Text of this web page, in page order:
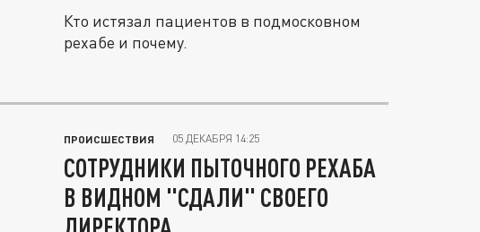
Кто истязал пациентов в подмосковном
рехабе и почему.
ПРОИСШЕСТВИЯ 05 ДЕКАБРЯ 14:25
СОТРУДНИКИ ПЫТОЧНОГО РЕХАБА
В ВИДНОМ "СДАЛИ" СВОЕГО